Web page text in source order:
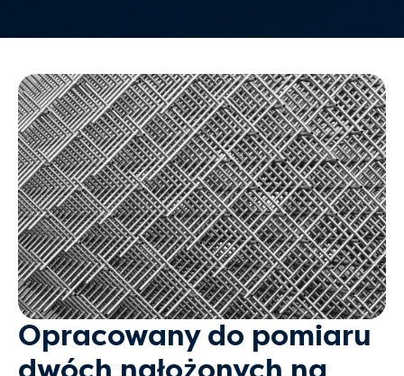
Opracowany do pomiaru